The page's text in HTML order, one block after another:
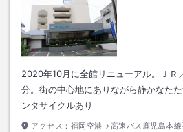
2020年10月に全館リニューアル。ＪＲ
分。街の中心地にありながら静かなた
ンタサイクルあり
アクセス： 福岡空港→高速バス鹿児島本